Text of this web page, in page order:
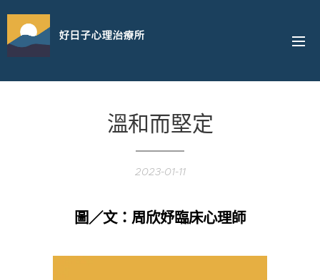
好日子心理治療所
溫和而堅定
2023-01-11
圖／文：周欣妤臨床心理師